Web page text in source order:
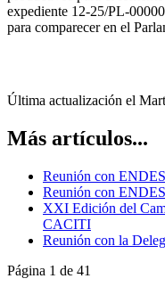
expediente 12-25/PL-
para comparecer en el
Última actualización el
Más artículos...
Reunión con
Reunión con
XXI Edición del
CACITI
Reunión con la
Página 1 de 41